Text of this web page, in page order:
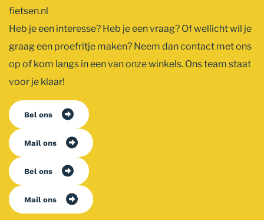
fietsen.nl
Heb je een interesse? Heb je een vraag? Of wellicht wil je
graag een proefritje maken? Neem dan contact met ons
op of kom langs in een van onze winkels. Ons team staat
voor je klaar!
Bel ons
Mail ons
Bel ons
Mail ons